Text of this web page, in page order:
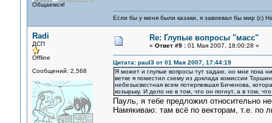
Общаемся!
Если бы у меня были казаки, я завоевал бы мир (с)
Radi
ДСП
Offline
Сообщений: 2,568
Re: Глупые вопросы "масс"
« Ответ #9 :01 Мая 2007, 18:00:28 »
Цитата: paul3 от 01 Мая 2007, 17:44:19
Я может и глупые вопросы тут задаю, но мне пока
ветке я поместил схему из доклада комиссии
небезысвестная всем потерпевшая Биченова,
козырьку. И дело не в том, что он погнут, а в том,
Пауль, я тебе предложил относительно
Намякиваю: там всё по векторам, т.е. по